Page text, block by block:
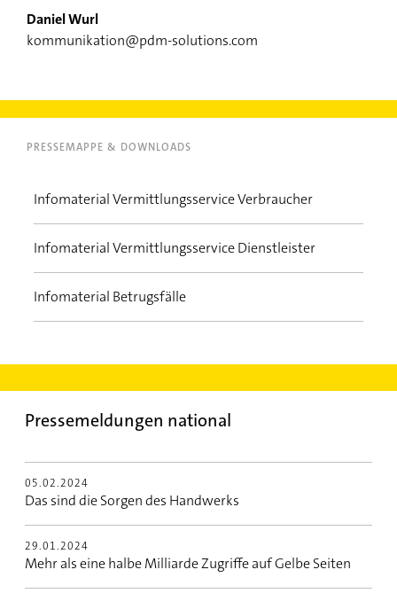
Daniel Wurl
kommunikation@pdm-solutions.com
PRESSEMAPPE & DOWNLOADS
Infomaterial Vermittlungsservice Verbraucher
Infomaterial Vermittlungsservice Dienstleister
Infomaterial Betrugsfälle
Pressemeldungen national
05.02.2024
Das sind die Sorgen des Handwerks
29.01.2024
Mehr als eine halbe Milliarde Zugriffe auf Gelbe Seiten